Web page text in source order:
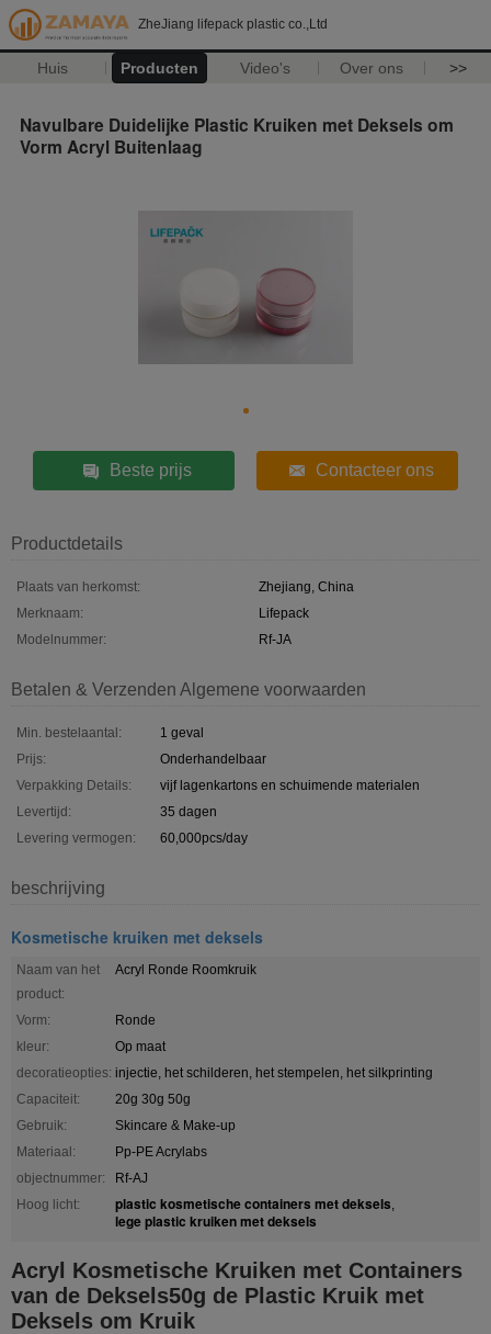
ZheJiang lifepack plastic co.,Ltd
Huis Producten Video's Over ons >>
Navulbare Duidelijke Plastic Kruiken met Deksels om
Vorm Acryl Buitenlaag
Beste prijs Contacteer ons
Productdetails
Plaats van herkomst:
Zhejiang, China
Merknaam:
Lifepack
Modelnummer:
Rf-JA
Betalen & Verzenden Algemene voorwaarden
Min. bestelaantal:
1 geval
Prijs:
Onderhandelbaar
Verpakking Details:
vijf lagenkartons en schuimende materialen
Levertijd:
35 dagen
Levering vermogen:
60,000pcs/day
beschrijving
Kosmetische kruiken met deksels
Naam van het
product:
Acryl Ronde Roomkruik
Vorm:
Ronde
kleur:
Op maat
decoratieopties: injectie, het schilderen, het stempelen, het silkprinting
Capaciteit:
20g 30g 50g
Gebruik:
Skincare & Make-up
Materiaal:
Pp-PE Acrylabs
objectnummer:
Rf-AJ
Hoog licht:
plastic kosmetische containers met deksels,
lege plastic kruiken met deksels
Acryl Kosmetische Kruiken met Containers
van de Deksels50g de Plastic Kruik met
Deksels om Kruik